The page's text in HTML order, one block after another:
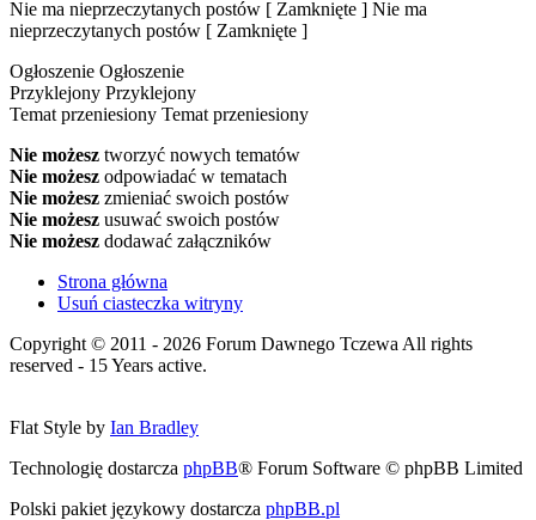
Nie ma nieprzeczytanych postów [ Zamknięte ] Nie ma
nieprzeczytanych postów [ Zamknięte ]
Ogłoszenie Ogłoszenie
Przyklejony Przyklejony
Temat przeniesiony Temat przeniesiony
Nie możesz tworzyć nowych tematów
Nie możesz odpowiadać w tematach
Nie możesz zmieniać swoich postów
Nie możesz usuwać swoich postów
Nie możesz dodawać załączników
Strona główna
Usuń ciasteczka witryny
Copyright © 2011 - 2026 Forum Dawnego Tczewa All rights
reserved - 15 Years active.
Flat Style by Ian Bradley
Technologię dostarcza phpBB® Forum Software © phpBB Limited
Polski pakiet językowy dostarcza phpBB.pl